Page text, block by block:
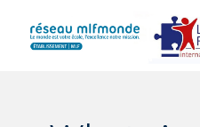
content